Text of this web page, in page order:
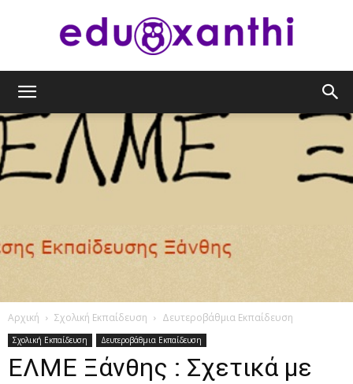
Αρχική Σχολική Εκπαίδευση Δευτεροβάθμια Εκπαίδευση
Σχολική Εκπαίδευση Δευτεροβάθμια Εκπαίδευση
ΕΛΜΕ Ξάνθης : Σχετικά με